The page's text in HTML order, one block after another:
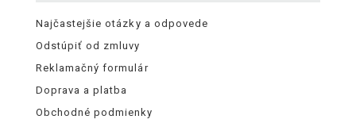
Najčastejšie otázky a odpovede
Odstúpiť od zmluvy
Reklamačný formulár
Doprava a platba
Obchodné podmienky